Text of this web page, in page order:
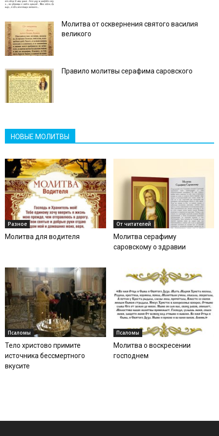
Молитва от осквернения святого василия
великого
Правило молитвы серафима саровского
НОВЫЕ МОЛИТВЫ
Разное
Молитва для водителя
От читателей
Молитва серафиму
саровскому о здравии
Псаломы
Тело христово примите
источника бессмертного
вкусите
Псаломы
Молитва о воскресении
господнем